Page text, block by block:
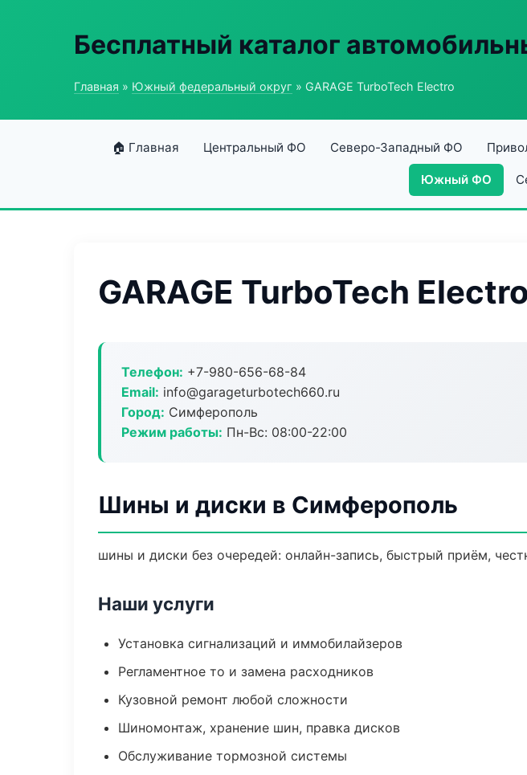
Бесплатный каталог
Главная » Южный федеральный округ » GARAGE TurboTech Electro
🏠 Главная Центральный ФО Северо-Западный ФО
Южный ФО
GARAGE TurboTech Electro
Телефон: +7-980-656-68-84
Email: info@garageturbotech660.ru
Город: Симферополь
Режим работы: Пн-Вс: 08:00-22:00
Шины и диски в Симферополь
шины и диски без очередей: онлайн-запись, быстрый приём,
Наши услуги
Установка сигнализаций и иммобилайзеров
Регламентное то и замена расходников
Кузовной ремонт любой сложности
Шиномонтаж, хранение шин, правка дисков
Обслуживание тормозной системы